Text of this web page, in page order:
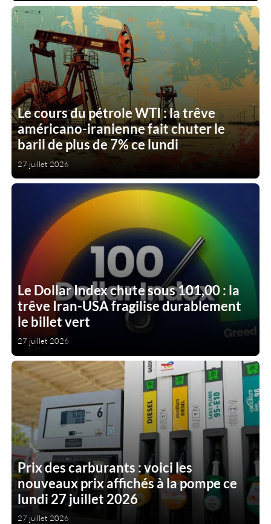
Le cours du pétrole WTI : la trêve
américano-iranienne fait chuter le
baril de plus de 7% ce lundi
27 juillet 2026
Le Dollar Index chute sous 101,00 : la
trêve Iran-USA fragilise durablement
le billet vert
27 juillet 2026
Prix des carburants : voici les
nouveaux prix affichés à la pompe ce
lundi 27 juillet 2026
27 juillet 2026